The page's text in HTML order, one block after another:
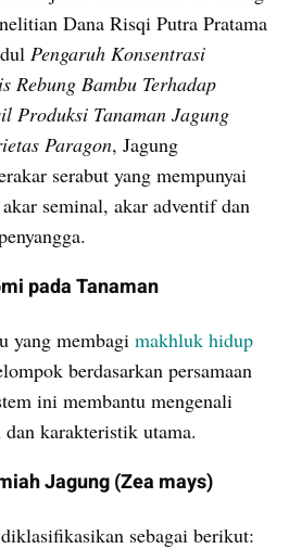
Dana Risqi Putra Pratama
Pengaruh Konsentrasi
Rebung Bambu Terhadap
Produksi Tanaman Jagung
Paragon, Jagung
serabut yang mempunyai
seminal, akar adventif dan
pada Tanaman
yang membagi makhluk hidup
berdasarkan persamaan
ini membantu mengenali
karakteristik utama.
Jagung (Zea mays)
sebagai berikut: